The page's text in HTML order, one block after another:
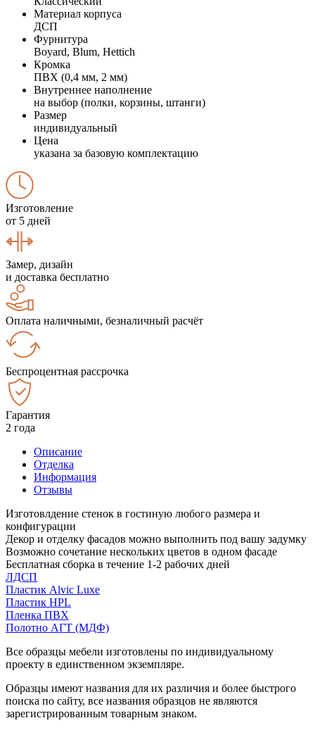
Материал корпуса
ДСП
Фурнитура
Boyard, Blum, Hettich
Кромка
ПВХ (0,4 мм, 2 мм)
Внутреннее наполнение
на выбор (полки, корзины, штанги)
Размер
индивидуальный
Цена
указана за базовую комплектацию
Изготовление
от 5 дней
Замер, дизайн
и доставка бесплатно
Оплата наличными, безналичный расчёт
Беспроцентная рассрочка
Гарантия
2 года
Описание
Отделка
Информация
Отзывы
Изготовлдение стенок в гостиную любого размера и
конфигурации
Декор и отделку фасадов можно выполнить под вашу задумку
Возможно сочетание нескольких цветов в одном фасаде
Бесплатная сборка в течение 1-2 рабочих дней
ЛДСП
Пластик Alvic Luxe
Пластик HPL
Пленка ПВХ
Полотно АГТ (МДФ)
Все образцы мебели изготовлены по индивидуальному
проекту в единственном экземпляре.
Образцы имеют названия для их различия и более быстрого
поиска по сайту, все названия образцов не являются
зарегистрированным товарным знаком.